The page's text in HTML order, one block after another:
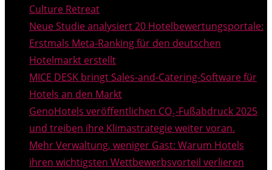
Culture Retreat
Neue Studie analysiert 20 Hotelbewertungsportale:
Erstmals Meta-Ranking für den deutschen
Hotelmarkt erstellt
MICE DESK bringt Sales-and-Catering-Software für
Hotels an den Markt
GenoHotels veröffentlichen CO₂-Fußabdruck 2025
und treiben ihre Klimastrategie weiter voran.
Mehr Verwaltung, weniger Gast: Warum Hotels
ihren wichtigsten Wettbewerbsvorteil verlieren